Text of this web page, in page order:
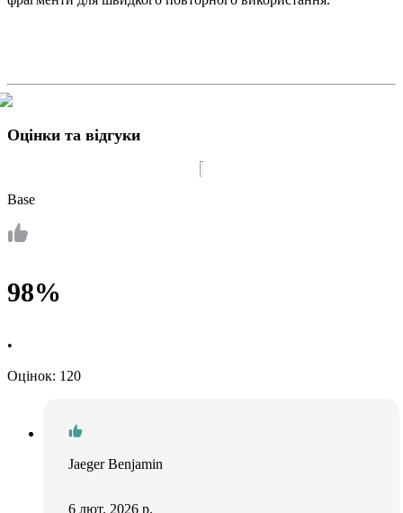
Оцінки та відгуки
Base
98%
•
Оцінок: 120
Jaeger Benjamin
6 лют. 2026 р.